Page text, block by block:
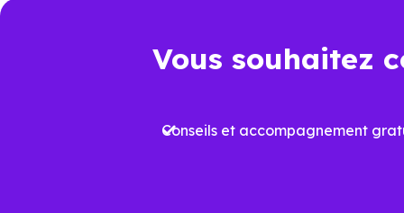
Vous souhaitez
Conseils et accompagnement